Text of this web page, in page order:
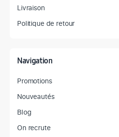
Livraison
Politique de retour
Navigation
Promotions
Nouveautés
Blog
On recrute